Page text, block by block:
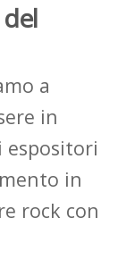
del
a
in
in
rock con